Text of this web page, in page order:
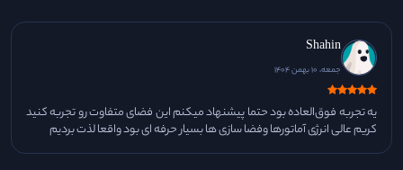
Shahin
جمعه، 10 بهمن 1404
یه تجربه فوق‌العاده بود حتما پیشنهاد میکنم این فضای متفاوت رو تجربه کنید
کریم عالی انرژی آماتورها وفضا سازی ها بسیار حرفه ای بود واقعا لذت بردیم